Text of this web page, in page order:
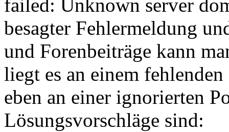
failed: Unknown server
besagter Fehlermeldung
und Forenbeiträge kann
liegt es an einem
eben an einer ignorierten
Lösungsvorschläge sind: